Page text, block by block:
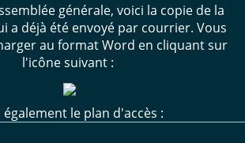
générale, voici la copie de la
a déjà été envoyé par courrier. Vous
au format Word en cliquant sur
l'icône suivant :
également le plan d'accès :